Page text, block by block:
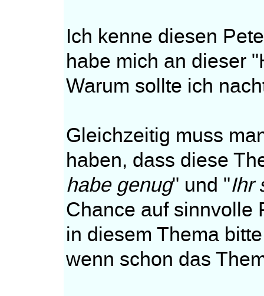
Ich kenne diesen
habe mich an dieser
Warum sollte ich
Gleichzeitig muss
haben, dass diese
habe genug" und "Ihr
Chance auf sinnvolle
in diesem Thema
wenn schon das